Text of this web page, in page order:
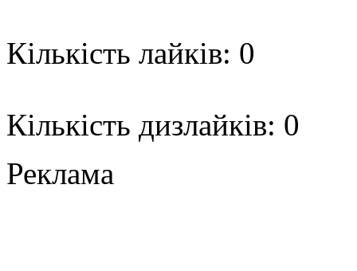
Кількість лайків: 0
Кількість дизлайків: 0
Реклама